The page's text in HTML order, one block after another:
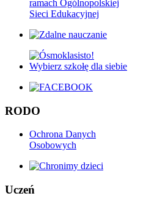
ramach Ogólnopolskiej
Sieci Edukacyjnej
RODO
Ochrona Danych
Osobowych
Uczeń